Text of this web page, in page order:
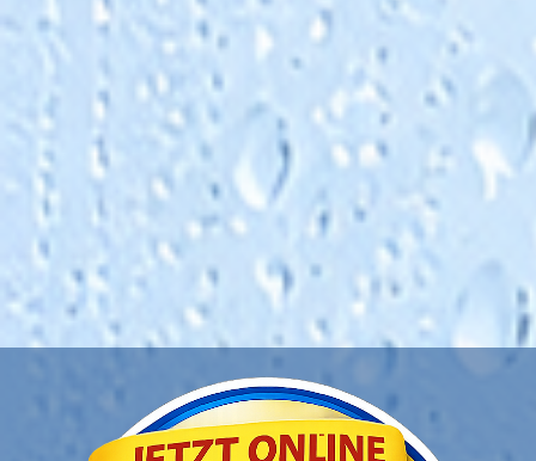
Zubehör für die Dosierung.
Bei unklarer Wasserzusammensetzung,
Ausbeuten oder besonderen Anforderungen
empfehlen wir vor der Bestellung eine
Abstimmung. Für die richtige Produktauswahl
vor allem Wasseranalyse, Anlagenleistung,
Membrantyp, Ausbeute und Betriebsweise
entscheidend.